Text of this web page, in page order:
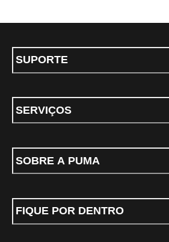
SUPORTE
SERVIÇOS
SOBRE A PUMA
FIQUE POR DENTRO